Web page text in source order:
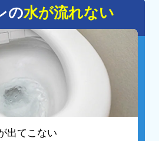
の水が流れない
出てこない